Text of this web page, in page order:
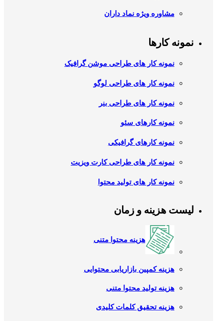
مشاوره ویژه نماد داران
نمونه کارها
نمونه کار های طراحی موشن گرافیک
نمونه کار های طراحی لوگو
نمونه کار های طراحی بنر
نمونه کارهای سئو
نمونه کارهای گرافیکی
نمونه کار های طراحی کارت ویزیت
نمونه کار های تولید محتوا
لیست هزینه و زمان
هزینه محتوا متنی
هزینه کمپین بازاریابی محتوایی
هزینه تولید محتوا متنی
هزینه تحقیق کلمات کلیدی